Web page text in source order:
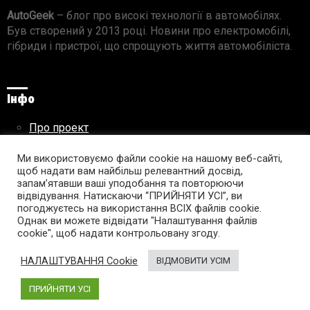
AutoGeek– блог про високі технології в автомобілях.
Був створений у 2013 році. Новини про електромобілі,
гібриди і пристрої, що спрощують життя автомобіліста.
Інфо
Про проект
Правила використання матеріалів
Підпишись на AutoGeek!
facebooktwitter instagramyoutube tumblr linkedin
Ми використовуємо файли cookie на нашому веб-сайті,
щоб надати вам найбільш релевантний досвід,
запам’ятавши ваші уподобання та повторюючи
відвідування. Натискаючи “ПРИЙНЯТИ УСІ”, ви
погоджуєтесь на використання ВСІХ файлів cookie.
Однак ви можете відвідати "Налаштування файлів
cookie", щоб надати контрольовану згоду.
НАЛАШТУВАННЯ Cookie ВІДМОВИТИ УСІМ
ПРИЙНЯТИ УСІ